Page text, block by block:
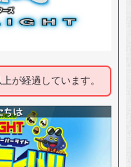
が経過しています。